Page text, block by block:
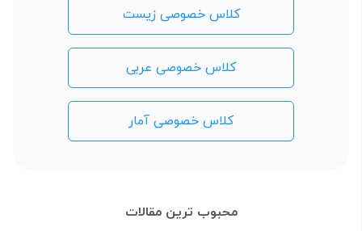
کلاس خصوصی زیست
کلاس خصوصی عربی
کلاس خصوصی آمار
محبوب ترین مقالات